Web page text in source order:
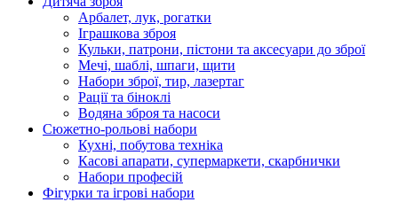
Арбалет, лук, рогатки
Іграшкова зброя
Кульки, патрони, пістони та аксесуари до зброї
Мечі, шаблі, шпаги, щити
Набори зброї, тир, лазертаг
Рації та біноклі
Водяна зброя та насоси
Сюжетно-рольові набори
Кухні, побутова техніка
Касові апарати, супермаркети, скарбнички
Набори професій
Фігурки та ігрові набори